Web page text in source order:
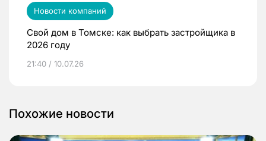
Новости компаний
Свой дом в Томске: как выбрать застройщика в
2026 году
21:40 / 10.07.26
Похожие новости